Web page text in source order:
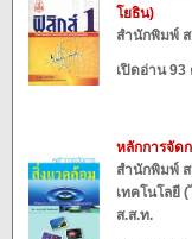
โยธิน)
สำนักพิมพ์
เปิดอ่าน 93
หลักการจัด
สำนักพิมพ์
เทคโนโลยี
ส.ส.ท.